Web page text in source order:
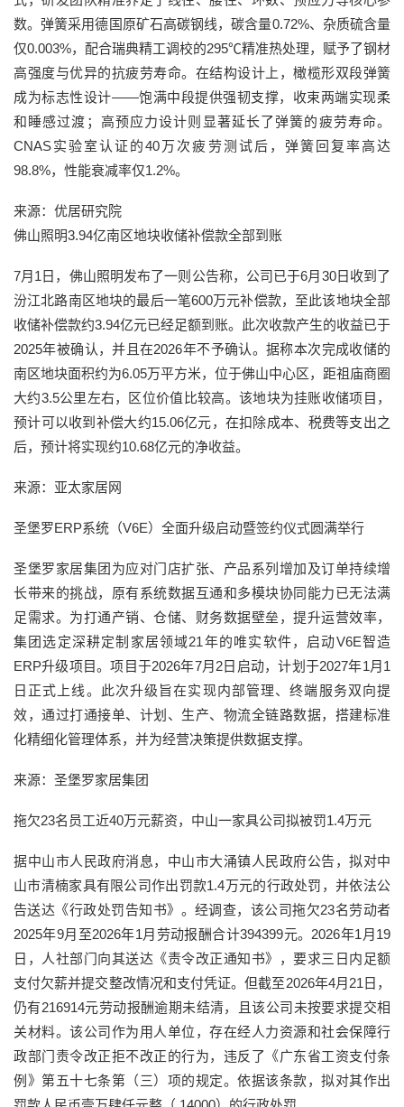
数。弹簧采用德国原矿石高碳钢线，碳含量0.72%、杂质硫含量
仅0.003%，配合瑞典精工调校的295℃精准热处理，赋予了钢材
高强度与优异的抗疲劳寿命。在结构设计上，橄榄形双段弹簧
成为标志性设计——饱满中段提供强韧支撑，收束两端实现柔
和睡感过渡；高预应力设计则显著延长了弹簧的疲劳寿命。
CNAS实验室认证的40万次疲劳测试后，弹簧回复率高达
98.8%，性能衰减率仅1.2%。
来源：优居研究院
佛山照明3.94亿南区地块收储补偿款全部到账
7月1日，佛山照明发布了一则公告称，公司已于6月30日收到了
汾江北路南区地块的最后一笔600万元补偿款，至此该地块全部
收储补偿款约3.94亿元已经足额到账。此次收款产生的收益已于
2025年被确认，并且在2026年不予确认。据称本次完成收储的
南区地块面积约为6.05万平方米，位于佛山中心区，距祖庙商圈
大约3.5公里左右，区位价值比较高。该地块为挂账收储项目，
预计可以收到补偿大约15.06亿元，在扣除成本、税费等支出之
后，预计将实现约10.68亿元的净收益。
来源：亚太家居网
圣堡罗ERP系统（V6E）全面升级启动暨签约仪式圆满举行
圣堡罗家居集团为应对门店扩张、产品系列增加及订单持续增
长带来的挑战，原有系统数据互通和多模块协同能力已无法满
足需求。为打通产销、仓储、财务数据壁垒，提升运营效率，
集团选定深耕定制家居领域21年的唯实软件，启动V6E智造
ERP升级项目。项目于2026年7月2日启动，计划于2027年1月1
日正式上线。此次升级旨在实现内部管理、终端服务双向提
效，通过打通接单、计划、生产、物流全链路数据，搭建标准
化精细化管理体系，并为经营决策提供数据支撑。
来源：圣堡罗家居集团
拖欠23名员工近40万元薪资，中山一家具公司拟被罚1.4万元
据中山市人民政府消息，中山市大涌镇人民政府公告，拟对中
山市清楠家具有限公司作出罚款1.4万元的行政处罚，并依法公
告送达《行政处罚告知书》。经调查，该公司拖欠23名劳动者
2025年9月至2026年1月劳动报酬合计394399元。2026年1月19
日，人社部门向其送达《责令改正通知书》，要求三日内足额
支付欠薪并提交整改情况和支付凭证。但截至2026年4月21日，
仍有216914元劳动报酬逾期未结清，且该公司未按要求提交相
关材料。该公司作为用人单位，存在经人力资源和社会保障行
政部门责令改正拒不改正的行为，违反了《广东省工资支付条
例》第五十七条第（三）项的规定。依据该条款，拟对其作出